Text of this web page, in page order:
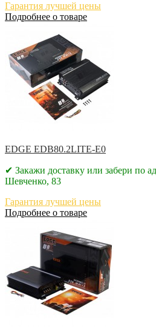
Гарантия лучшей цены
Подробнее о товаре
EDGE EDB80.2LITE-E0
✔ Закажи доставку или забери по
Шевченко, 83
Гарантия лучшей цены
Подробнее о товаре